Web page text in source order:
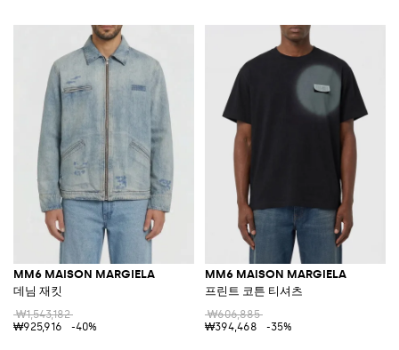
MM6 MAISON MARGIELA
데님 재킷
₩1,543,182
₩925,916
-40%
MM6 MAISON MARGIELA
프린트 코튼 티셔츠
₩606,885
₩394,468
-35%